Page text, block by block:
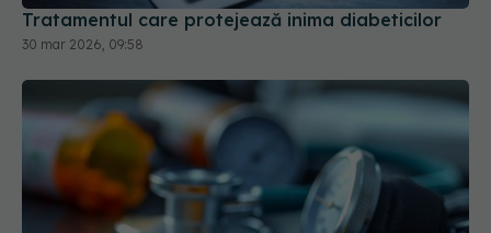
Tratamentul care protejează inima diabeticilor
30 mar 2026, 09:58